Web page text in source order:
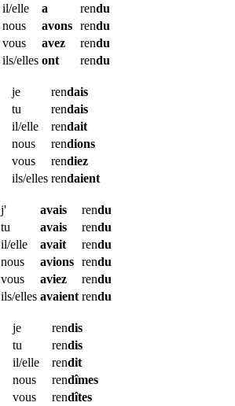
il/elle
a rendu
nous
avons rendu
vous
avez rendu
ils/elles ont rendu
je
rendais
tu
rendais
il/elle
rendait
nous
rendions
vous
rendiez
ils/elles rendaient
j'
avais rendu
tu
avais rendu
il/elle
avait rendu
nous
avions rendu
vous
aviez rendu
ils/elles avaient rendu
je
rendis
tu
rendis
il/elle
rendit
nous
rendîmes
vous
rendîtes